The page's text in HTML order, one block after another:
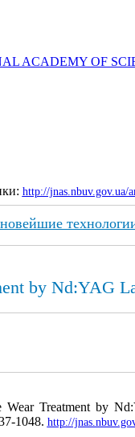
ACADEMY OF
http://jnas.nbuv.gov.ua/
by Nd:YAG
Wear Treatment by
1048. http://